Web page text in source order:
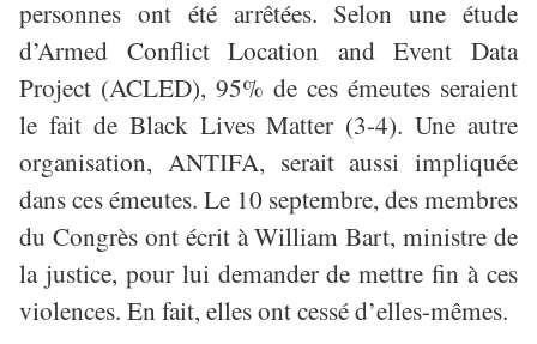
personnes ont été arrêtées. Selon une étude
d’Armed Conflict Location and Event Data
Project (ACLED), 95% de ces émeutes seraient
le fait de Black Lives Matter (3-4). Une autre
organisation, ANTIFA, serait aussi impliquée
dans ces émeutes. Le 10 septembre, des membres
du Congrès ont écrit à William Bart, ministre de
la justice, pour lui demander de mettre fin à ces
violences. En fait, elles ont cessé d’elles-mêmes.